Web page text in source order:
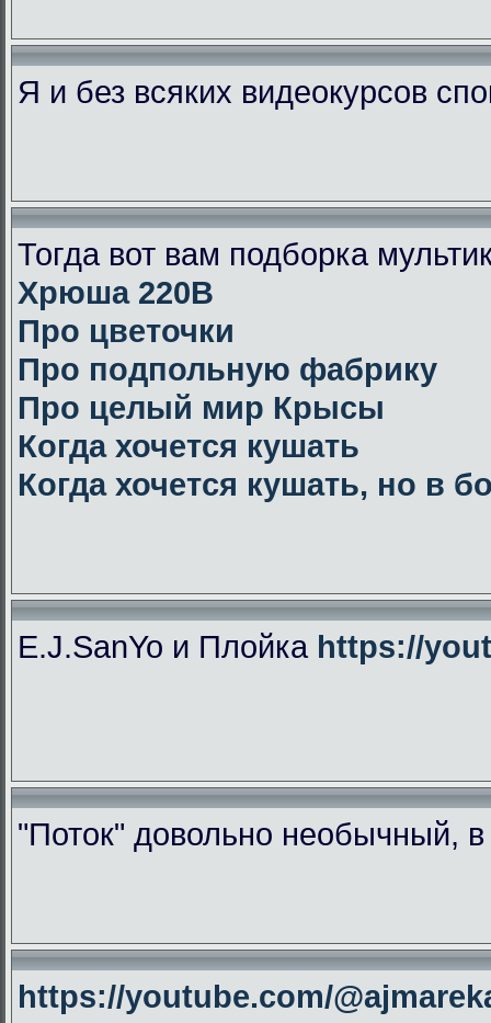
Я и без всяких видеокурсов
Тогда вот вам подборка
Хрюша 220В
Про цветочки
Про подпольную фабрику
Про целый мир Крысы
Когда хочется кушать
Когда хочется кушать, но в
E.J.SanYo и Плойка https://
"Поток" довольно необычный,
https://youtube.com/